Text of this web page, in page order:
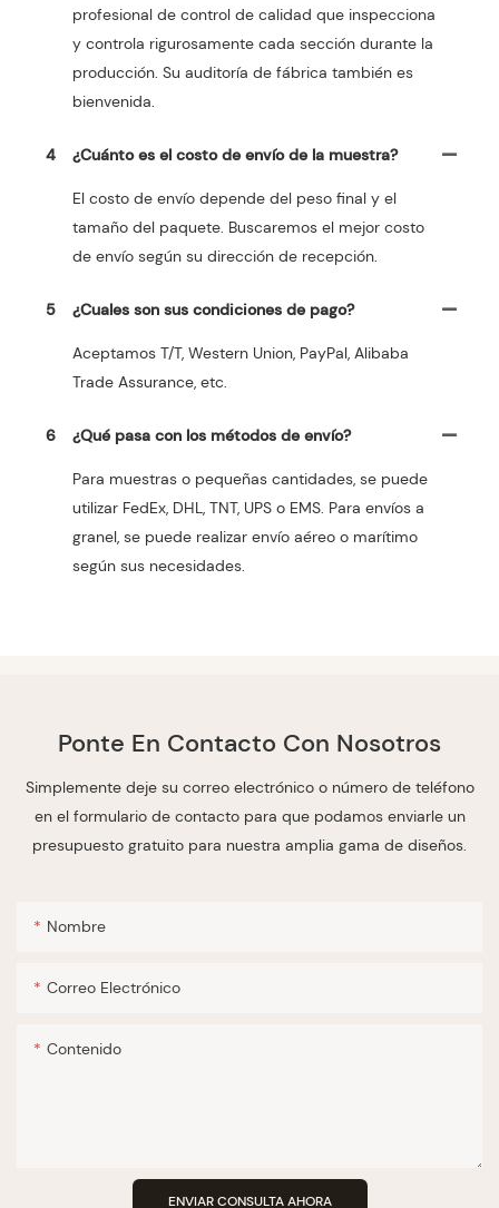
profesional de control de calidad que inspecciona
y controla rigurosamente cada sección durante la
producción. Su auditoría de fábrica también es
bienvenida.
4 ¿Cuánto es el costo de envío de la muestra?
El costo de envío depende del peso final y el
tamaño del paquete. Buscaremos el mejor costo
de envío según su dirección de recepción.
5 ¿Cuales son sus condiciones de pago?
Aceptamos T/T, Western Union, PayPal, Alibaba
Trade Assurance, etc.
6 ¿Qué pasa con los métodos de envío?
Para muestras o pequeñas cantidades, se puede
utilizar FedEx, DHL, TNT, UPS o EMS. Para envíos a
granel, se puede realizar envío aéreo o marítimo
según sus necesidades.
Ponte En Contacto Con Nosotros
Simplemente deje su correo electrónico o número de teléfono
en el formulario de contacto para que podamos enviarle un
presupuesto gratuito para nuestra amplia gama de diseños.
Nombre
Correo Electrónico
Contenido
ENVIAR CONSULTA AHORA